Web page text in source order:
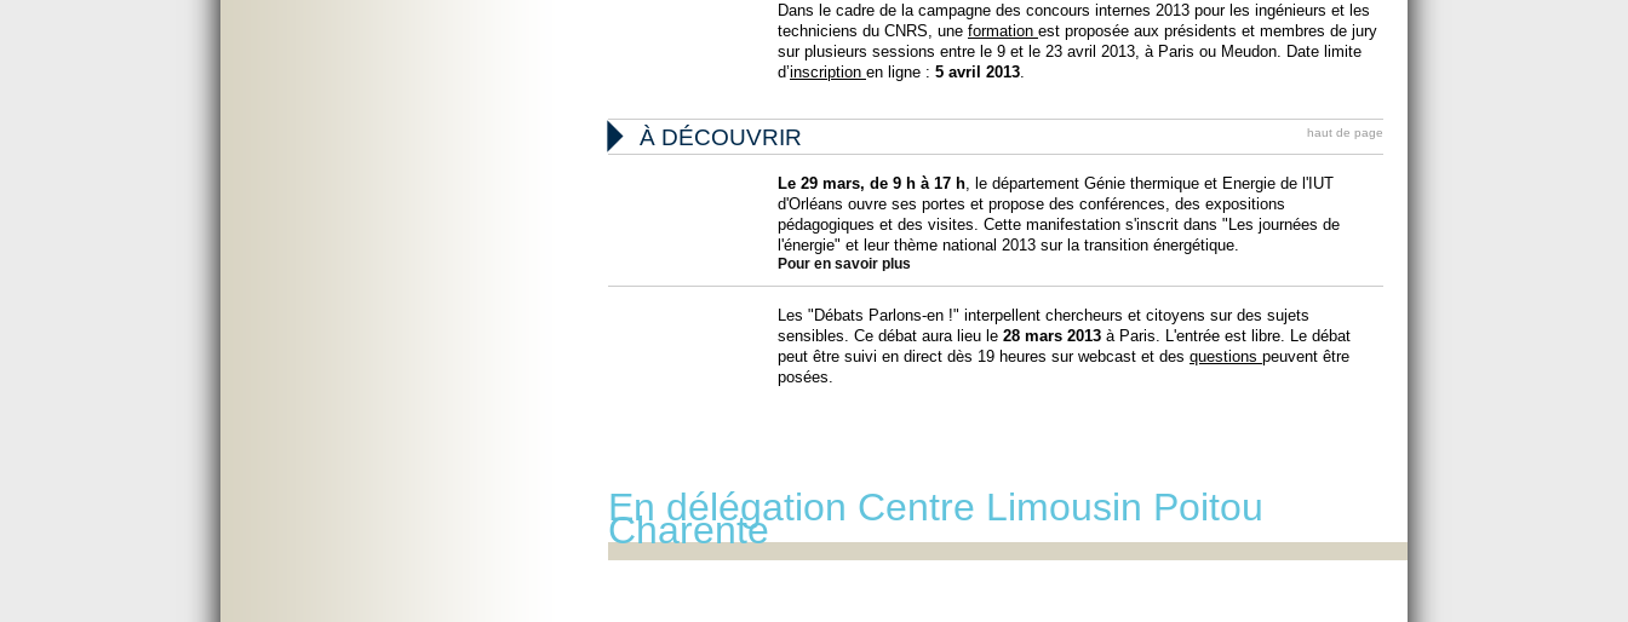
Dans le cadre de la campagne des concours internes 2013 pour les ingénieurs et les
techniciens du CNRS, une formation est proposée aux présidents et membres de jury
sur plusieurs sessions entre le 9 et le 23 avril 2013, à Paris ou Meudon. Date limite
d’inscription en ligne : 5 avril 2013.
 À DÉCOUVRIR haut de page
Le 29 mars, de 9 h à 17 h, le département Génie thermique et Energie de l'IUT
d'Orléans ouvre ses portes et propose des conférences, des expositions
pédagogiques et des visites. Cette manifestation s'inscrit dans "Les journées de
l'énergie" et leur thème national 2013 sur la transition énergétique.
Pour en savoir plus
Les "Débats Parlons-en !" interpellent chercheurs et citoyens sur des sujets
sensibles. Ce débat aura lieu le 28 mars 2013 à Paris. L'entrée est libre. Le débat
peut être suivi en direct dès 19 heures sur webcast et des questions peuvent être
posées.
En délégation Centre Limousin Poitou
Charente